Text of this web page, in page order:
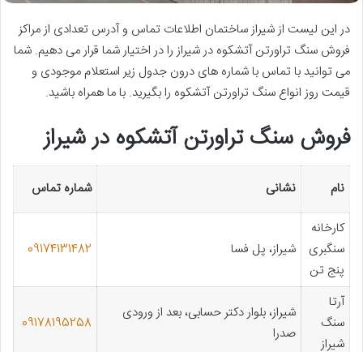
در این لیست از شیراز ساختمان اطلاعات تماس و آدرس تعدادی از مراکز
فروش سنگ تراورتن آتشکوه در شیراز را در اختیار شما قرار می دهیم. شما
می توانید با تماس با شماره های درون جدول زیر استعلام موجودی و
قیمت روز انواع سنگ تراورتن آتشکوه را بگیرید. با ما همراه باشید.
فروش سنگ تراورتن آتشکوه در شیراز
نام نشانی
شماره تماس
کارخانه
سنگبری
پنج تن
شیراز، پل فسا 09174131482
آرتا
سنگ
شیراز
شیراز، بلوار دکتر حسابی، بعد از ورودی
صدرا
09178195258